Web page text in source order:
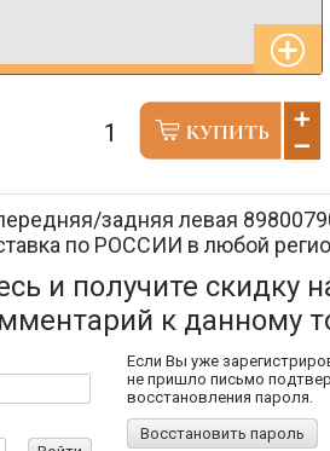
задняя левая
по РОССИИ в любой
и получите скидку
к данному
Если Вы уже
не пришло письмо
восстановления пароля.
Восстановить пароль